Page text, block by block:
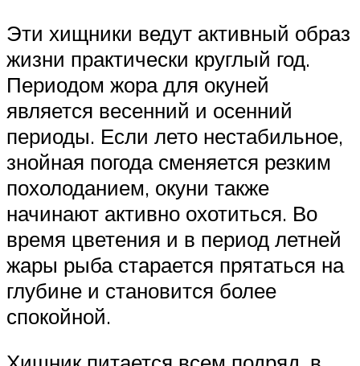
Эти хищники ведут активный образ
жизни практически круглый год.
Периодом жора для окуней
является весенний и осенний
периоды. Если лето нестабильное,
знойная погода сменяется резким
похолоданием, окуни также
начинают активно охотиться. Во
время цветения и в период летней
жары рыба старается прятаться на
глубине и становится более
спокойной.